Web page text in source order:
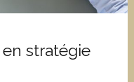
stratégie